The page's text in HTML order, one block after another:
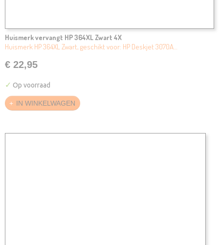
Huismerk vervangt HP 364XL Zwart 4X
Huismerk HP 364XL Zwart, geschikt voor: HP Deskjet 3070A…
€ 22,95
✓ Op voorraad
IN WINKELWAGEN